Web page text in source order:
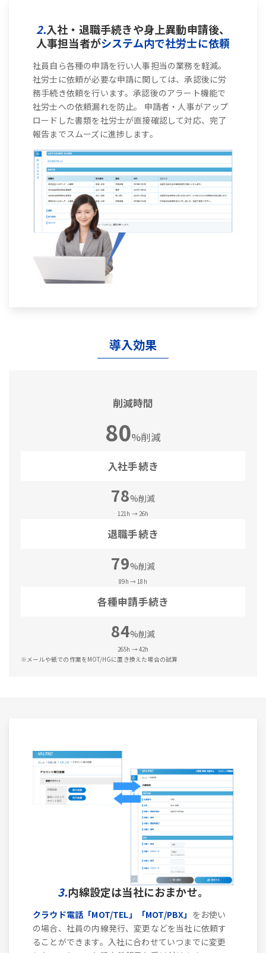
2.入社・退職手続きや身上異動申請後、
人事担当者がシステム内で社労士に依頼
社員自ら各種の申請を行い人事担当の業務を軽減。
社労士に依頼が必要な申請に関しては、承認後に労
務手続き依頼を行います。承認後のアラート機能で
社労士への依頼漏れを防止。 申請者・人事がアップ
ロードした書類を社労士が直接確認して対応、完了
報告までスムーズに進捗します。
導入効果
削減時間
80%削減
入社手続き
78%削減
121h → 26h
退職手続き
79%削減
89h → 18h
各種申請手続き
84%削減
265h → 42h
※メールや紙での作業をMOT/HGに置き換えた場合の試算
3.内線設定は当社におまかせ。
クラウド電話「MOT/TEL」「MOT/PBX」 をお使い
の場合、社員の内線発行、変更などを当社に依頼す
ることができます。入社に合わせていつまでに変更